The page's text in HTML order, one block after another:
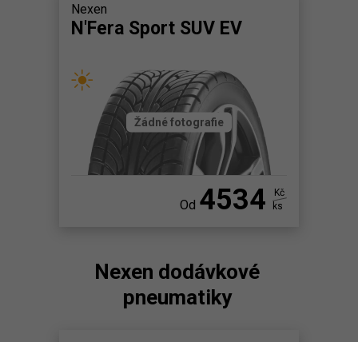
Nexen
N'Fera Sport SUV EV
Žádné fotografie
Od 4534
Kč
ks
Nexen dodávkové
pneumatiky